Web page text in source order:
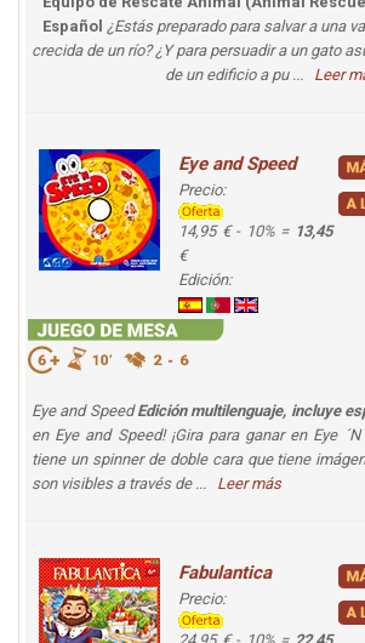
Español ¿Estás preparado para salvar a una
crecida de un río? ¿Y para persuadir a un gato
de un edificio a pu ... Leer
Eye and Speed
Precio:
14,95 € - 10% = 13,45
€
Edición:
Eye and SpeedEdición multilenguaje, incluye
en Eye and Speed!¡Gira para ganar en Eye
tiene un spinner de doble cara que tiene
son visibles a través de ... Leer más
Fabulantica
Precio: